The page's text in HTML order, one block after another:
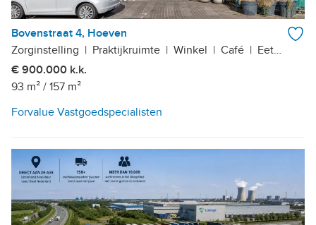
Bovenstraat 4, Hoeven
Zorginstelling | Praktijkruimte | Winkel | Café | Eetcafé
€ 900.000 k.k.
93 m² / 157 m²
Forvalue Vastgoedspecialisten